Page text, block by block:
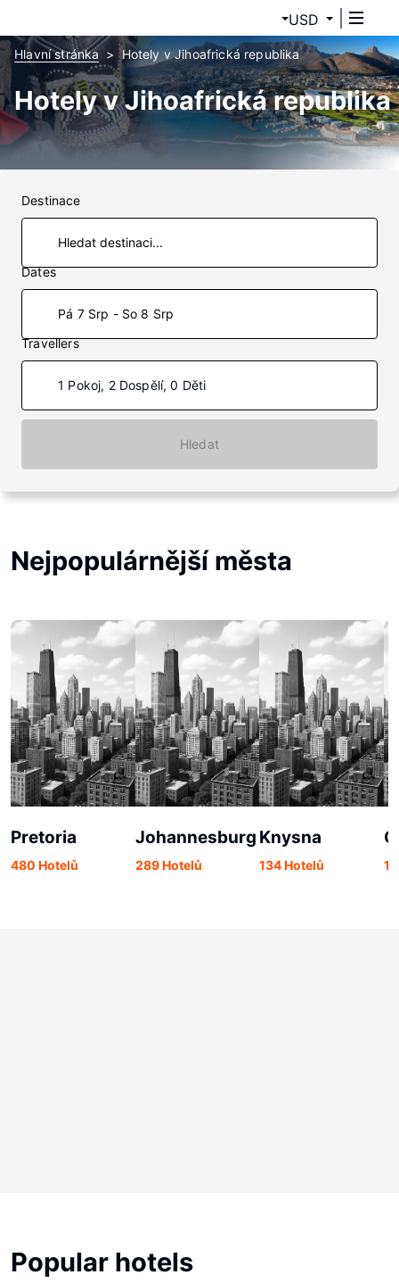
USD
Hlavní stránka Hotely v Jihoafrická republika
Hotely v Jihoafrická republika
Destinace
Dates
Pá 7 Srp - So 8 Srp
Travellers
1 Pokoj, 2 Dospělí, 0 Děti
Hledat
Nejpopulárnější města
Pretoria
480 Hotelů
Johannesburg
289 Hotelů
Knysna
134 Hotelů
Popular hotels